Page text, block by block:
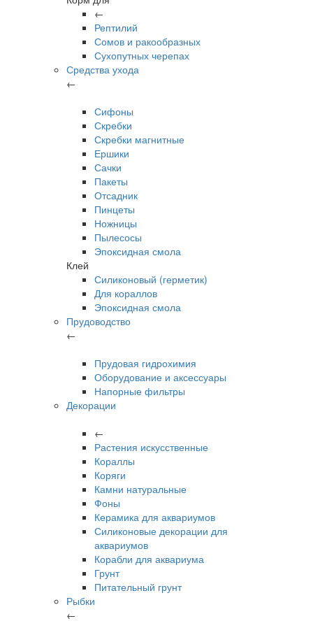
←
Рептилий
Сомов и ракообразных
Сухопутных черепах
Средства ухода
←
Сифоны
Скребки
Скребки магнитные
Ершики
Сачки
Пакеты
Отсадник
Пинцеты
Ножницы
Пылесосы
Эпоксидная смола
Клей
Силиконовый (герметик)
Для кораллов
Эпоксидная смола
Прудоводство
←
Прудовая гидрохимия
Оборудование и аксессуары
Напорные фильтры
Декорации
←
Растения искусственные
Кораллы
Коряги
Камни натуральные
Фоны
Керамика для аквариумов
Силиконовые декорации для
аквариумов
Корабли для аквариума
Грунт
Питательный грунт
Рыбки
←